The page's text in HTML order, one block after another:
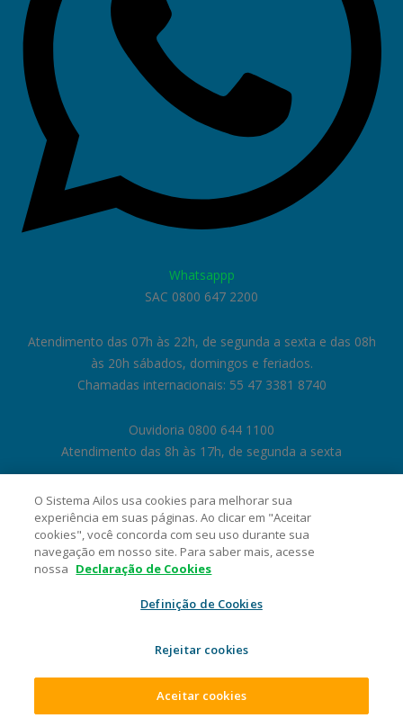
Whatsappp
SAC 0800 647 2200
Atendimento das 07h às 22h, de segunda a sexta e das 08h
às 20h sábados, domingos e feriados.
Chamadas internacionais: 55 47 3381 8740
Ouvidoria 0800 644 1100
Atendimento das 8h às 17h, de segunda a sexta
Cooperativa Central de Crédito Ailos - CNPJ 05.463.212/0001-29 Rua
O Sistema Ailos usa cookies para melhorar sua
experiência em suas páginas. Ao clicar em "Aceitar
cookies", você concorda com seu uso durante sua
navegação em nosso site. Para saber mais, acesse
nossa Declaração de Cookies
Definição de Cookies
Rejeitar cookies
Aceitar cookies